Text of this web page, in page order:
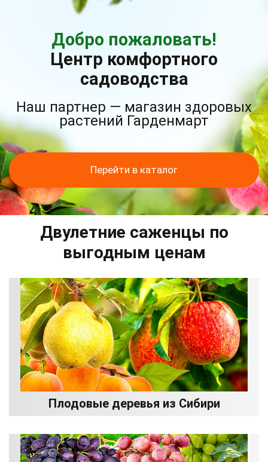
Добро пожаловать!
Центр комфортного
садоводства
Наш партнер — магазин здоровых
растений Гарденмарт
Перейти в каталог
Двулетние саженцы по
выгодным ценам
Плодовые деревья из Сибири